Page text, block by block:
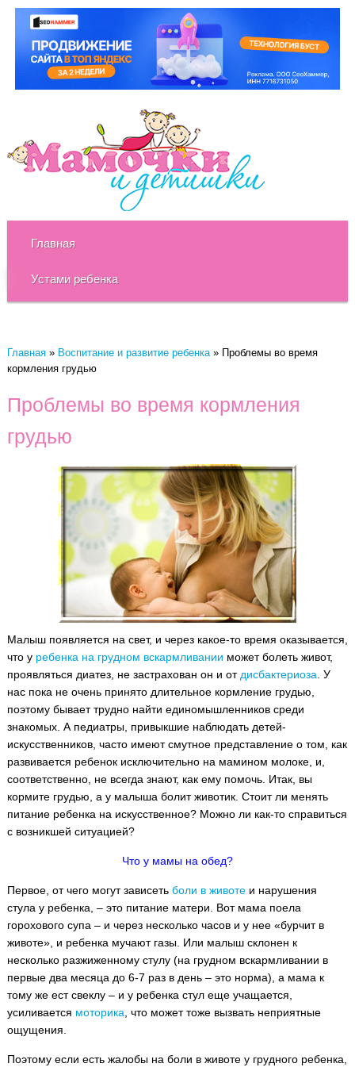
Главная
Устами ребенка
Главная» Воспитание и развитие ребенка» Проблемы во время
кормления грудью
Проблемы во время кормления
грудью
Малыш появляется на свет, и через какое-то время оказывается,
что у ребенка на грудном вскармливании может болеть живот,
проявляться диатез, не застрахован он и от дисбактериоза У
нас пока не очень принято длительное кормление грудью,
поэтому бывает трудно найти единомышленников среди
знакомых. А педиатры, привыкшие наблюдать детей-
искусственников, часто имеют смутное представление о том, как
развивается ребенок исключительно на мамином молоке, и,
соответственно, не всегда знают, как ему помочь. Итак, вы
кормите грудью, а у малыша болит животик. Стоит ли менять
питание ребенка на искусственное? Можно ли как-то справиться
с возникшей ситуацией?
Что у мамы на обед?
Первое, от чего могут зависеть боли в животеи нарушения
стула у ребенка, – это питание матери. Вот мама поела
горохового супа – и через несколько часов и у нее «бурчит в
животе», и ребенка мучают газы. Или малыш склонен к
несколько разжиженному стулу (на грудном вскармливании в
первые два месяца до 6-7 раз в день – это норма), а мама к
тому же ест свеклу – и у ребенка стул еще учащается,
усиливается моторика , что может тоже вызвать неприятные
ощущения.
Поэтому если есть жалобы на боли в животе у грудного ребенка,